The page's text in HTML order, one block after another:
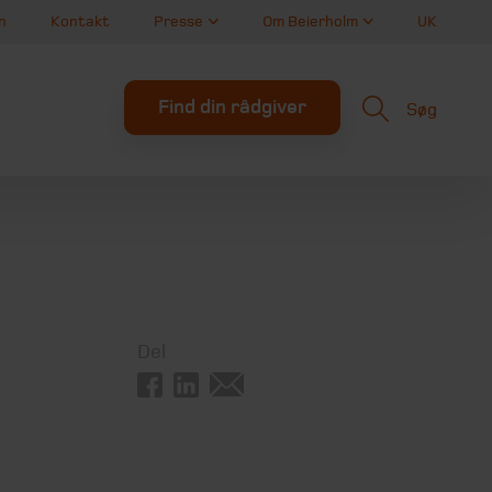
Kontakt Presse Om Beierholm UK
Find din rådgiver Søg